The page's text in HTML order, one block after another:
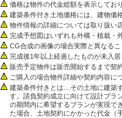
価格は物件の代金総額を表示してお
建築条件付き土地価格には、建物価
物件情報の詳細については取り扱い
完成予想図はいずれも外構・植栽・
CG合成の画像の場合実際と異なるこ
完成後1年以上経過したものが未入
販売予定物件は販売開始するまで契
ご購入の場合物件詳細や契約内容に
建築条件付きとは…その土地に建築
す。請負契約成立に向けて設計プラ
の期間内に希望するプランが実現で
た場合、土地契約にかかった代金（